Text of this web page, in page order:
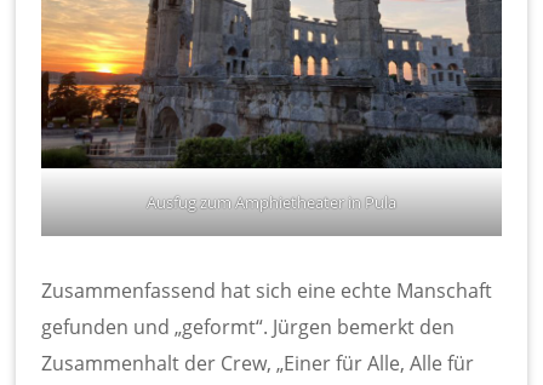
Ausfug zum Amphietheater in Pula
Zusammenfassend hat sich eine echte Manschaft
gefunden und „geformt“. Jürgen bemerkt den
Zusammenhalt der Crew, „Einer für Alle, Alle für